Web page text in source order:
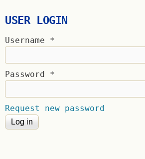
USER LOGIN
Username *
Password *
Request new password